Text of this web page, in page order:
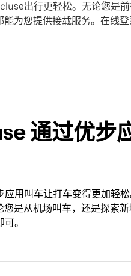
出行更轻松。无论您是
为您提供接载服务。在线
通过优步
用叫车让打车变得更加轻
是从机场叫车，还是探索
。